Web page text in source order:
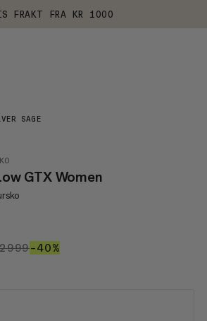
FRAKT FRA KR 1000
GTX Women
KR 2999
–40%
SAGE